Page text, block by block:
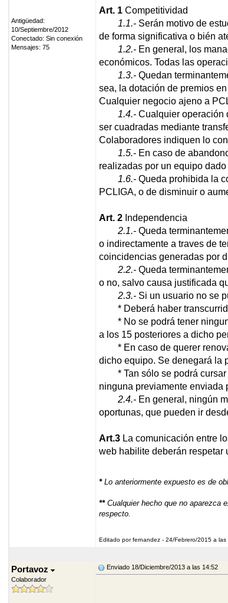
Antigüedad:
10/Septiembre/2012
Conectado: Sin conexión
Mensajes: 75
Art. 1Competitividad
1.1.-Serán motivo de
de forma significativa o bién
1.2.-En general, los
económicos. Todas las
1.3.-Quedan
sea, la dotación de premios
Cualquier negocio ajeno a
1.4.- Cualquier operación
ser cuadradas mediante
Colaboradores indiquen lo
1.5.-En caso de
realizadas por un equipo
1.6.-Queda prohibida la
PCLIGA, o de disminuir o
Art. 2Independencia
2.1.-Queda
o indirectamente a traves de
coincidencias generadas por
2.2.-Queda
o no, salvo causa justificada
2.3.-Si un usuario no se
* Deberá haber
* No se podrá tener
a los 15 posteriores a dicho
* En caso de querer
dicho equipo. Se denegará la
* Tan sólo se podrá
ninguna previamente enviada
2.4.-En general, ningún
oportunas, que pueden ir
Art.3La comunicación entre
web habilite deberán respetar
*Lo anteriormente expuesto es de
**Cualquier hecho que no aparezca
respecto.
Editado por fernandez - 24/Febrero/2015 a las
Portavoz
Colaborador
Enviado 18/Diciembre/2013 a las 14:52